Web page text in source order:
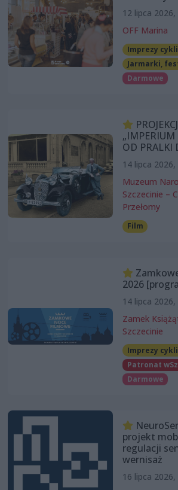
12 lipca 2026,
OFF Marina
Imprezy
Jarmarki,
Darmowe
„IMPERIUM
OD PRALKI
14 lipca 2026,
Muzeum
Szczecinie –
Przełomy
Film
2026
14 lipca 2026,
Zamek
Szczecinie
Imprezy
Patronat
Darmowe
projekt
regulacji
wernisaż
16 lipca 2026,